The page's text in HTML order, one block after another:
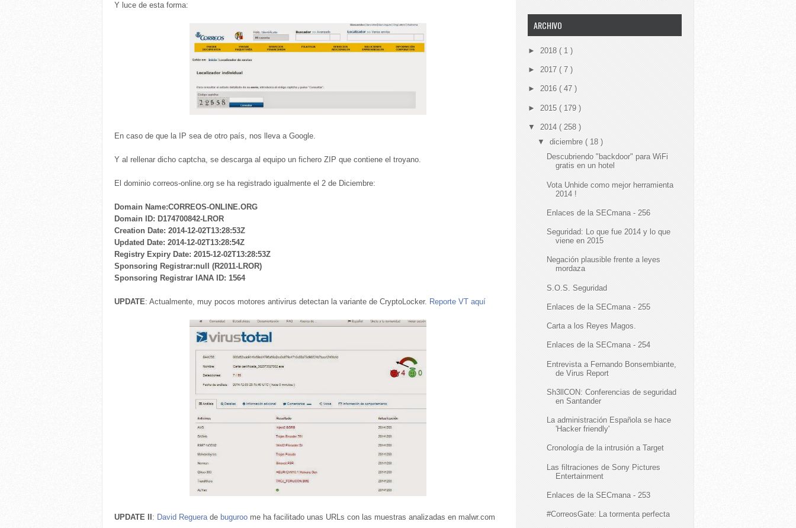
Y luce de esta forma:
En caso de que la IP sea de otro país, nos lleva a Google.
Y al rellenar dicho captcha, se descarga al equipo un fichero ZIP que contiene el troyano.
El dominio correos-online.org se ha registrado igualmente el 2 de Diciembre:
Domain Name:CORREOS-ONLINE.ORG
Domain ID: D174700842-LROR
Creation Date: 2014-12-02T13:28:53Z
Updated Date: 2014-12-02T13:28:54Z
Registry Expiry Date: 2015-12-02T13:28:53Z
Sponsoring Registrar:null (R2011-LROR)
Sponsoring Registrar IANA ID: 1564
UPDATE: Actualmente, muy pocos motores antivirus detectan la variante de CryptoLocker. Reporte VT aquí
UPDATE II : David Reguerade buguroo me ha facilitado unas URLs con las muestras analizadas en malwr.com
ARCHIVO
► 2018 ( 1 )
► 2017 ( 7 )
► 2016 ( 47 )
► 2015 ( 179 )
▼ 2014 ( 258 )
▼ diciembre ( 18 )
Descubriendo "backdoor" para WiFi
gratis en un hotel
Vota Unhide como mejor herramienta
2014 !
Enlaces de la SECmana - 256
Seguridad: Lo que fue 2014 y lo que
viene en 2015
Negación plausible frente a leyes
mordaza
S.O.S. Seguridad
Enlaces de la SECmana - 255
Carta a los Reyes Magos.
Enlaces de la SECmana - 254
Entrevista a Fernando Bonsembiante,
de Virus Report
Sh3llCON: Conferencias de seguridad
en Santander
La administración Española se hace
'Hacker friendly'
Cronología de la intrusión a Target
Las filtraciones de Sony Pictures
Entertainment
Enlaces de la SECmana - 253
#CorreosGate: La tormenta perfecta